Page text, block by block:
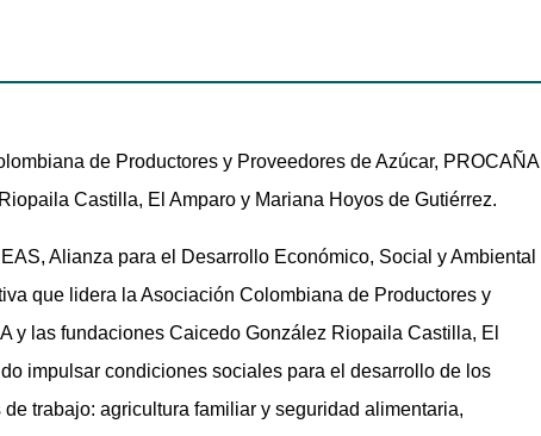
de Productores y Proveedores de Azúcar, PROCAÑA
Castilla, El Amparo y Mariana Hoyos de Gutiérrez.
Alianza para el Desarrollo Económico, Social y Ambiental
que lidera la Asociación Colombiana de Productores y
y las fundaciones Caicedo González Riopaila Castilla, El
impulsar condiciones sociales para el desarrollo de los
trabajo: agricultura familiar y seguridad alimentaria,